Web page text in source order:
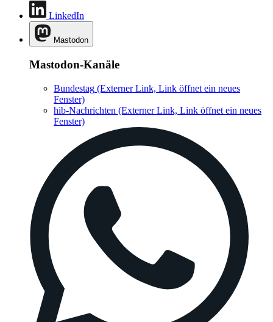
LinkedIn
Mastodon
Mastodon-Kanäle
Bundestag (Externer Link, Link öffnet ein neues
Fenster)
hib-Nachrichten (Externer Link, Link öffnet ein neues
Fenster)